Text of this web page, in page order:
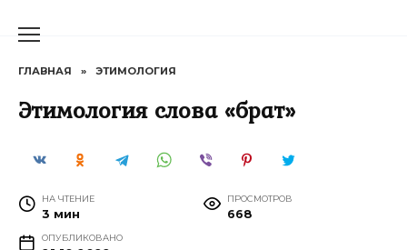
ГЛАВНАЯ » ЭТИМОЛОГИЯ
Этимология слова «брат»
НА ЧТЕНИЕ
3 мин
ПРОСМОТРОВ
668
ОПУБЛИКОВАНО